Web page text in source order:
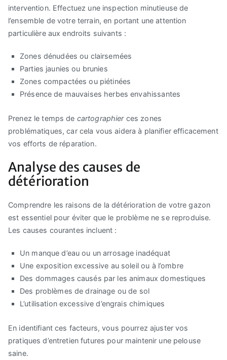
intervention. Effectuez une inspection minutieuse de
l’ensemble de votre terrain, en portant une attention
particulière aux endroits suivants :
Zones dénudées ou clairsemées
Parties jaunies ou brunies
Zones compactées ou piétinées
Présence de mauvaises herbes envahissantes
Prenez le temps de cartographierces zones
problématiques, car cela vous aidera à planifier efficacement
vos efforts de réparation.
Analyse des causes de
détérioration
Comprendre les raisons de la détérioration de votre gazon
est essentiel pour éviter que le problème ne se reproduise.
Les causes courantes incluent :
Un manque d’eau ou un arrosage inadéquat
Une exposition excessive au soleil ou à l’ombre
Des dommages causés par les animaux domestiques
Des problèmes de drainage ou de sol
L’utilisation excessive d’engrais chimiques
En identifiant ces facteurs, vous pourrez ajuster vos
pratiques d’entretien futures pour maintenir une pelouse
saine.